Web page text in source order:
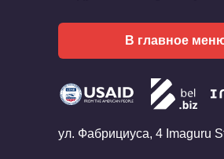
ул. Фабрициуса, 4 Imaguru
В главное